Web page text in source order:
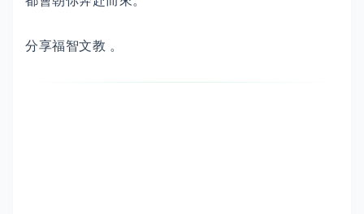
分享福智文教 。